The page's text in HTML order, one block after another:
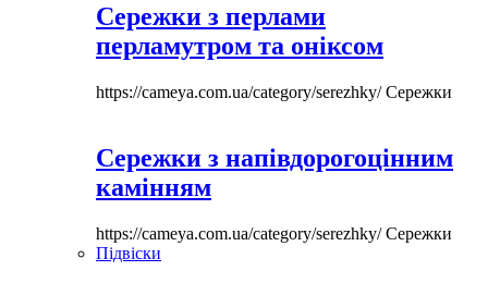
Сережки з перлами
перламутром та оніксом
https://cameya.com.ua/category/serezhky/Сережки
Сережки з напівдорогоцінним
камінням
https://cameya.com.ua/category/serezhky/Сережки
Підвіски